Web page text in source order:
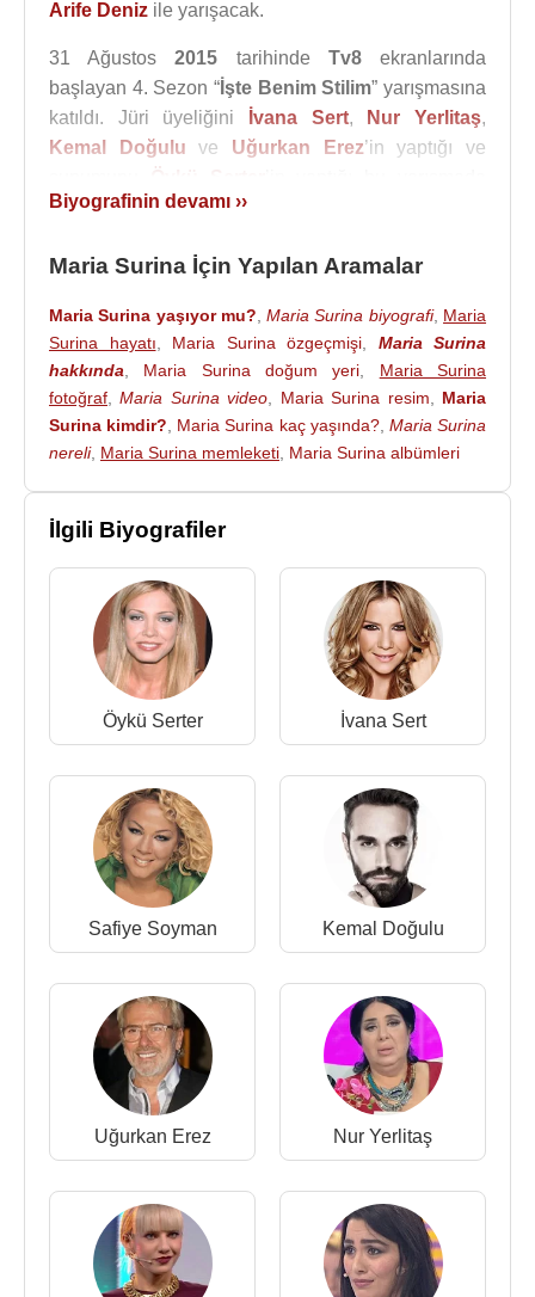
Arife Deniz ile yarışacak.
31 Ağustos2015 tarihinde Tv8ekranlarında
başlayan 4. Sezon “ İşte Benim Stilim” yarışmasına
katıldı. Jüri üyeliğini İvana Sert, Nur Yerlitaş,
Kemal Doğulu ve Uğurkan Erez’in yaptığı ve
Aycan Nurcan Şencan
Ezgi Baylar,Ezgi Ünal,Gizem Güler ,Gülnihal
Sultan Yayla,Özden Cerrahoğlu,Tuğçe Ergişiile
yarışacak.
5 Eylül 2015 gecesi yapılan ilk eleme gecesinde
Jüri oylaması sonundaMaria Surinaelendi.
Kaynak:Biyografiler.com
Biyografinin devamı ››
Maria Surina İçin Yapılan Aramalar
Maria Surina yaşıyor mu? ,Maria Surina biyografi, Maria
Surina hayatı
Maria Surina özgeçmişi
Maria Surina
hakkında
Maria Surina doğum yeri
Maria Surina
fotoğraf ,Maria Surina video Maria Surina resim
Maria
Surina kimdir?
Maria Surina kaç yaşında?, Maria Surina
nereli, Maria Surina memleketi Maria Surina albümleri
İlgili Biyografiler
Öykü Serter İvana Sert
Safiye Soyman Kemal Doğulu
Uğurkan Erez Nur Yerlitaş